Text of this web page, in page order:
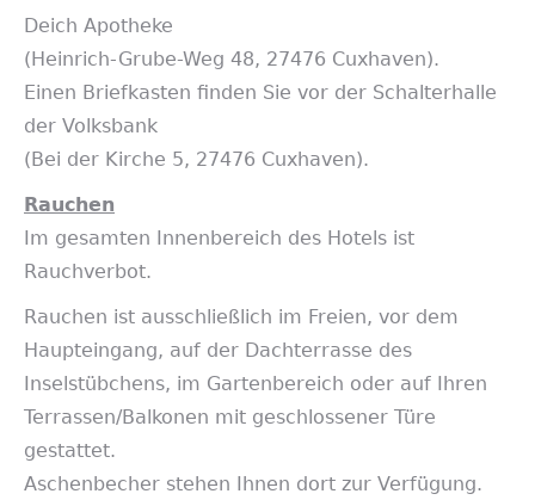
Deich Apotheke
(Heinrich-Grube-Weg 48, 27476 Cuxhaven).
Einen Briefkasten finden Sie vor der Schalterhalle
der Volksbank
(Bei der Kirche 5, 27476 Cuxhaven).
Rauchen
Im gesamten Innenbereich des Hotels ist
Rauchverbot.
Rauchen ist ausschließlich im Freien, vor dem
Haupteingang, auf der Dachterrasse des
Inselstübchens, im Gartenbereich oder auf Ihren
Terrassen/Balkonen mit geschlossener Türe
gestattet.
Aschenbecher stehen Ihnen dort zur Verfügung.